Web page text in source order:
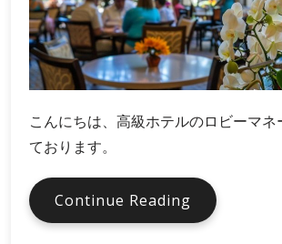
こんにちは、高級ホテルのロビーマ
ております。
Continue Reading
ビ